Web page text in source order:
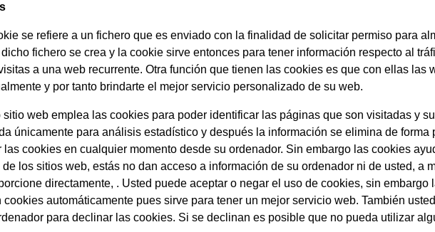
se refiere a un fichero que es enviado con la finalidad de solicitar permiso para
fichero se crea y la cookie sirve entonces para tener información respecto al
a una web recurrente. Otra función que tienen las cookies es que con ellas las
y por tanto brindarte el mejor servicio personalizado de su web.
sitio web emplea las cookies para poder identificar las páginas que son visitadas y
únicamente para análisis estadístico y después la información se elimina de forma
las cookies en cualquier momento desde su ordenador. Sin embargo las cookies
los sitios web, estás no dan acceso a información de su ordenador ni de usted, a
directamente, . Usted puede aceptar o negar el uso de cookies, sin embargo
cookies automáticamente pues sirve para tener un mejor servicio web. También
para declinar las cookies. Si se declinan es posible que no pueda utilizar